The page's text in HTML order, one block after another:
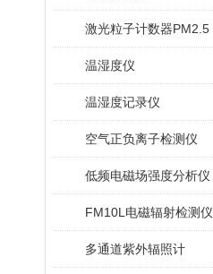
激光粒子计数器PM2.5
温湿度仪
温湿度记录仪
空气正负离子检测仪
低频电磁场强度分析仪
FM10L电磁辐射检测仪
多通道紫外辐照计